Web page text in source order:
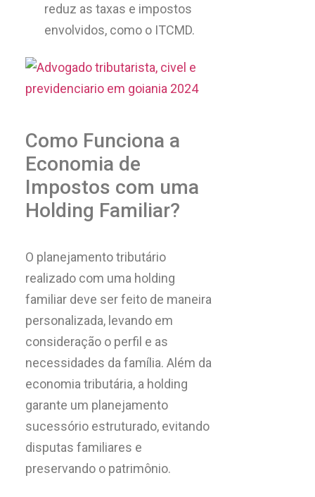
reduz as taxas e impostos
envolvidos, como o ITCMD.
Como Funciona a
Economia de
Impostos com uma
Holding Familiar?
O planejamento tributário
realizado com uma holding
familiar deve ser feito de maneira
personalizada, levando em
consideração o perfil e as
necessidades da família. Além da
economia tributária, a holding
garante um planejamento
sucessório estruturado, evitando
disputas familiares e
preservando o patrimônio.